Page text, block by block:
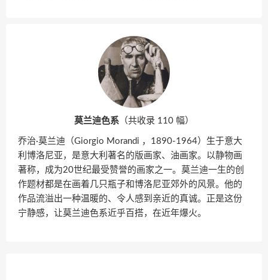
莫兰迪色系 （共收录 110 幅）
乔治·莫兰迪（Giorgio Morandi ，1890-1964）生于意大
利博洛尼亚，是意大利著名的版画家、油画家。以静物画
著称，成为20世纪最受赞誉的画家之一。莫兰迪一生的创
作题材都是在画着几只瓶子和博洛尼亚郊外的风景。他的
作品流溢出一种温暖的、令人感到亲近的真诚。正是这份
宁静感，让莫兰迪色系近乎百搭，在近年爆火。